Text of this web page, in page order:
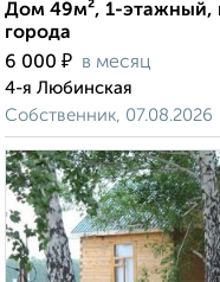
Дом 49м², 1-этажный,
города
6 000 ₽ в месяц
4-я Любинская
Собственник, 07.08.2026